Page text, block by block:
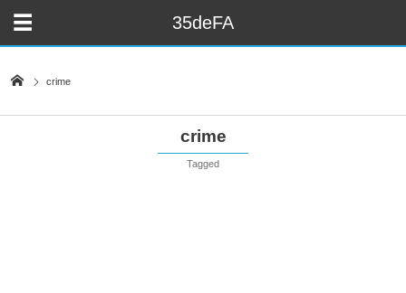
35deFA
crime
crime
Tagged